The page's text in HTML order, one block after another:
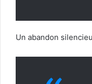
Un abandon